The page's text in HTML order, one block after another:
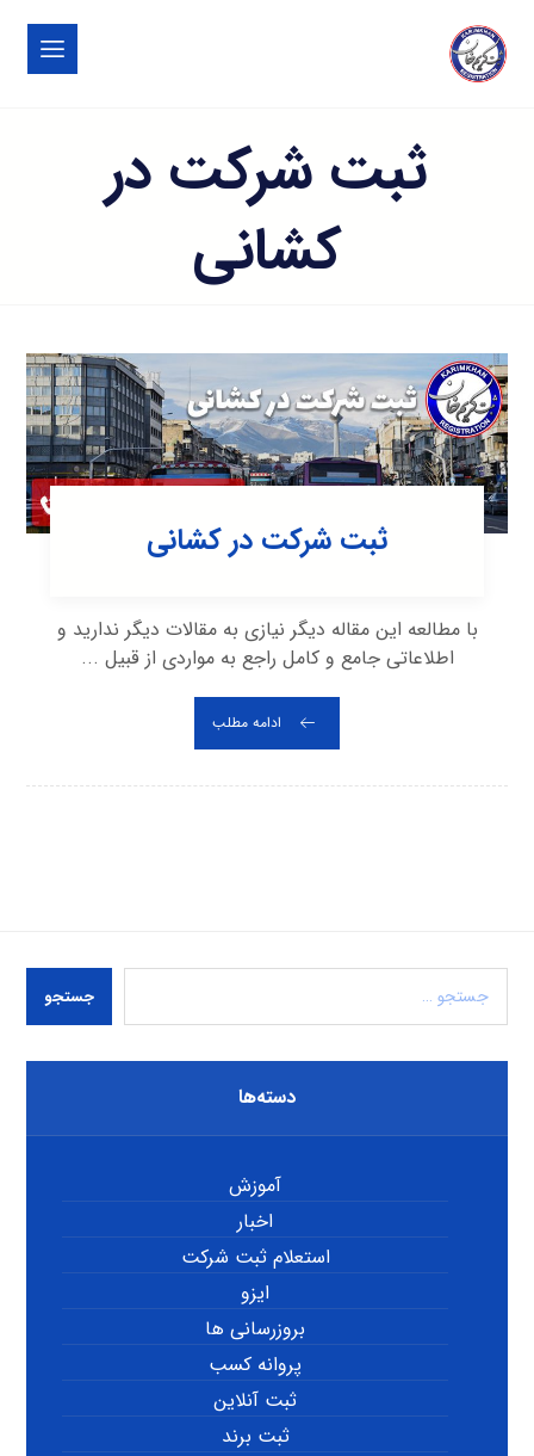
ثبت شرکت در
کشانی
ثبت شرکت در کشانی
با مطالعه این مقاله دیگر نیازی به مقالات دیگر ندارید و
اطلاعاتی جامع و کامل راجع به مواردی از قبیل ...
ادامه مطلب
جستجو
دسته‌ها
آموزش
اخبار
استعلام ثبت شرکت
ایزو
بروزرسانی ها
پروانه کسب
ثبت آنلاین
ثبت برند